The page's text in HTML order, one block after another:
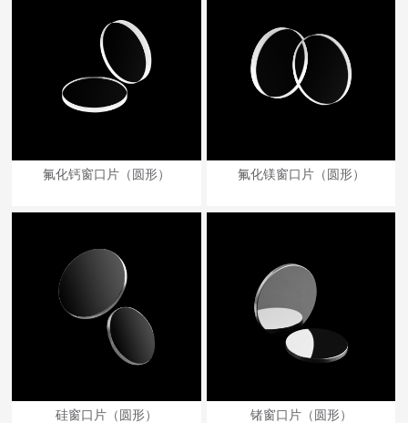
氟化钙窗口片（圆形） 氟化镁窗口片（圆形）
硅窗口片（圆形） 锗窗口片（圆形）